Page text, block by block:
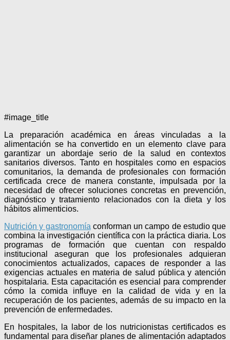
#image_title
La preparación académica en áreas vinculadas a la
alimentación se ha convertido en un elemento clave para
garantizar un abordaje serio de la salud en contextos
sanitarios diversos. Tanto en hospitales como en espacios
comunitarios, la demanda de profesionales con formación
certificada crece de manera constante, impulsada por la
necesidad de ofrecer soluciones concretas en prevención,
diagnóstico y tratamiento relacionados con la dieta y los
hábitos alimenticios.
Nutrición y gastronomía conforman un campo de estudio que
combina la investigación científica con la práctica diaria. Los
programas de formación que cuentan con respaldo
institucional aseguran que los profesionales adquieran
conocimientos actualizados, capaces de responder a las
exigencias actuales en materia de salud pública y atención
hospitalaria. Esta capacitación es esencial para comprender
cómo la comida influye en la calidad de vida y en la
recuperación de los pacientes, además de su impacto en la
prevención de enfermedades.
En hospitales, la labor de los nutricionistas certificados es
fundamental para diseñar planes de alimentación adaptados